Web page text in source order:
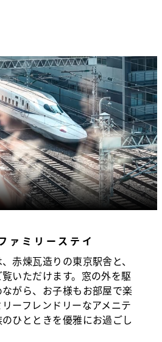
ァミリーステイ
赤煉瓦造りの東京駅舎と、
いただけます。窓の外を駆
がら、お子様もお部屋で楽
ーフレンドリーなアメニテ
ひとときを優雅にお過ごし